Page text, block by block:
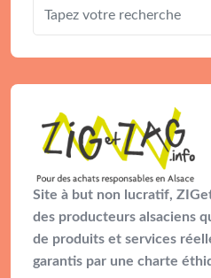
Site à but non lucratif,
des producteurs alsaciens
de produits et services
garantis par une charte